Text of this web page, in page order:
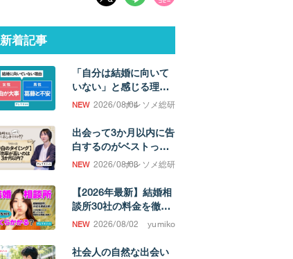
新着記事
「自分は結婚に向いて
いない」と感じる理
由。「誰かと過ごした
差
2026/08/04ナレソメ総研
出会って3か月以内に告
白するのがベストって
ホント！？
2026/08/03ナレソメ総研
【2026年最新】結婚相
談所30社の料金を徹底
比較！ 成婚するまでの
2026/08/02 yumiko
社会人の自然な出会い